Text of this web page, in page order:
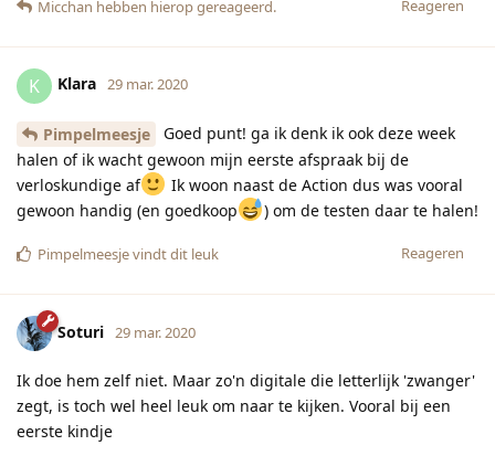
Reageren
Micchan hebben hierop gereageerd.
K Klara 29 mar. 2020
Pimpelmeesje
Goed punt! ga ik denk ik ook deze week
halen of ik wacht gewoon mijn eerste afspraak bij de
verloskundige af
Ik woon naast de Action dus was vooral
gewoon handig (en goedkoop
) om de testen daar te halen!
Reageren
Pimpelmeesjevindt dit leuk
Soturi 29 mar. 2020
Ik doe hem zelf niet. Maar zo'n digitale die letterlijk 'zwanger'
zegt, is toch wel heel leuk om naar te kijken. Vooral bij een
eerste kindje